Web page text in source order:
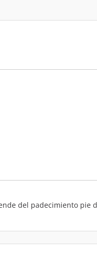
del padecimiento pie